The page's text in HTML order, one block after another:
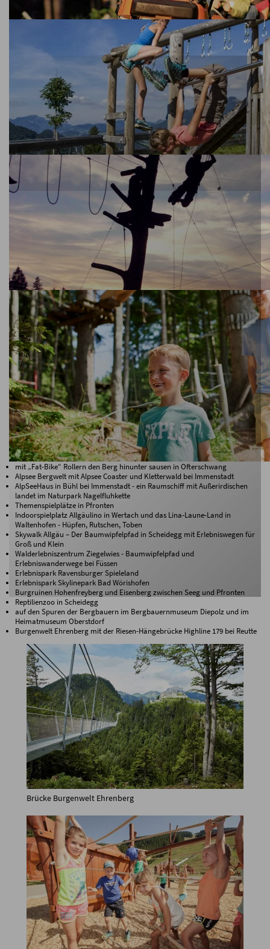
Und es gibt noch mehr zu entdecken...
mit „Fat-Bike“ Rollern den Berg hinunter sausen in Ofterschwang
Alpsee Bergwelt mit Alpsee Coaster und Kletterwald bei Immenstadt
AlpSeeHaus in Bühl bei Immenstadt - ein Raumschiff mit Außerirdischen
landet im Naturpark Nagelfluhkette
Themenspielplätze in Pfronten
Indoorspielplatz Allgäulino in Wertach und das Lina-Laune-Land in
Waltenhofen - Hüpfen, Rutschen, Toben
Skywalk Allgäu – Der Baumwipfelpfad in Scheidegg mit Erlebniswegen für
Groß und Klein
Walderlebniszentrum Ziegelwies - Baumwipfelpfad und
Erlebniswanderwege bei Füssen
Erlebnispark Ravensburger Spieleland
Erlebnispark Skylinepark Bad Wörishofen
Burgruinen Hohenfreyberg und Eisenberg zwischen Seeg und Pfronten
Reptilienzoo in Scheidegg
auf den Spuren der Bergbauern im Bergbauernmuseum Diepolz und im
Heimatmuseum Oberstdorf
Burgenwelt Ehrenberg mit der Riesen-Hängebrücke Highline 179 bei Reutte
Brücke Burgenwelt Ehrenberg